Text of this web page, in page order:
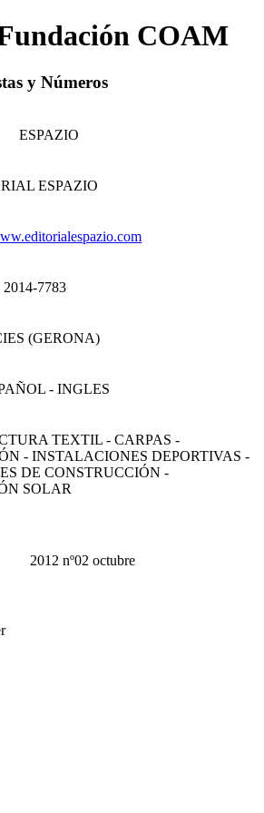
COAM
y Números
ESPAZIO
ESPAZIO
2014-7783
(GERONA)
- INGLES
TEXTIL - CARPAS -
- INSTALACIONES DEPORTIVAS -
DE CONSTRUCCIÓN -
SOLAR
2012 nº02 octubre